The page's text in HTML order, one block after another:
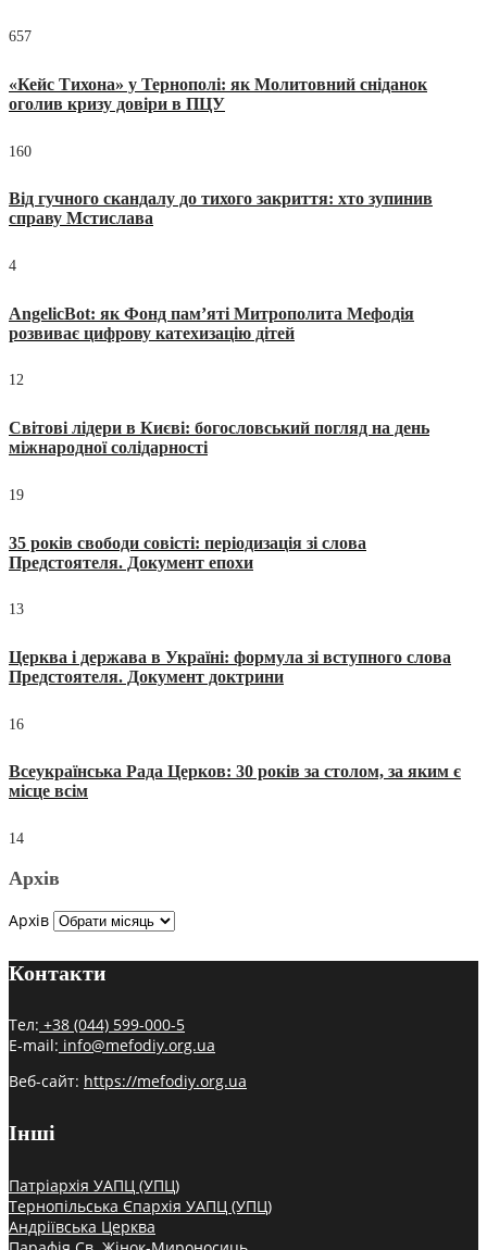
657
«Кейс Тихона» у Тернополі: як Молитовний сніданок
оголив кризу довіри в ПЦУ
160
Від гучного скандалу до тихого закриття: хто зупинив
справу Мстислава
4
AngelicBot: як Фонд пам’яті Митрополита Мефодія
розвиває цифрову катехизацію дітей
12
Світові лідери в Києві: богословський погляд на день
міжнародної солідарності
19
35 років свободи совісті: періодизація зі слова
Предстоятеля. Документ епохи
13
Церква і держава в Україні: формула зі вступного слова
Предстоятеля. Документ доктрини
16
Всеукраїнська Рада Церков: 30 років за столом, за яким є
місце всім
14
Архів
Архів
Контакти
Тел: +38 (044) 599-000-5
E-mail: info@mefodiy.org.ua
Веб-сайт: https://mefodiy.org.ua
Інші
Патріархія УАПЦ (УПЦ)
Тернопільська Єпархія УАПЦ (УПЦ)
Андріївська Церква